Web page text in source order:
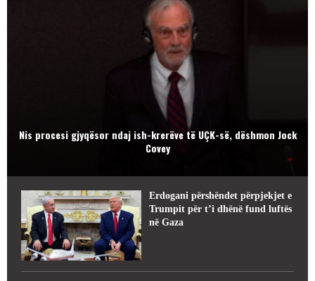
Nis procesi gjyqësor ndaj ish-krerëve të UÇK-së, dëshmon Jock
Covey
Erdogani përshëndet përpjekjet e
Trumpit për t’i dhënë fund luftës
në Gaza